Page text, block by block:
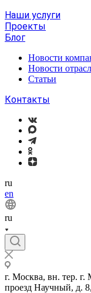
Наши услуги
Проекты
Блог
Новости
Новости
Статьи
Контакты
ru
en
ru
г. Москва, вн. тер.
проезд Научный, д.